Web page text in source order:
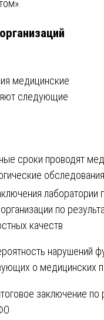
медицинские
следующие
сроки проводят
лаборатории
по
качеств
нарушений
о медицинских
заключение по